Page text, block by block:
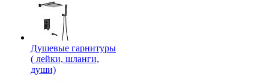
Душевые гарнитуры
( лейки, шланги,
души)